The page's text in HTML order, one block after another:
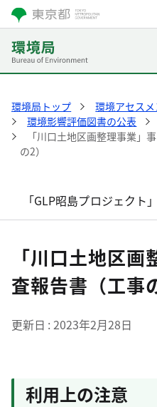
環境局トップ 環境アセス
環境影響評価図書の公表
「川口土地区画整理事業」
の2）
「GLP昭島プロジェクト
「川口土地区
査報告書（工事
更新日 2023年2月28日
利用上の注意